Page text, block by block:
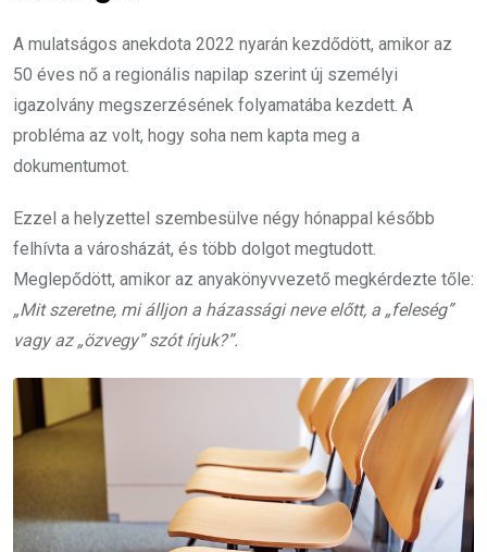
A mulatságos anekdota 2022 nyarán kezdődött, amikor az
50 éves nő a regionális napilap szerint új személyi
igazolvány megszerzésének folyamatába kezdett. A
probléma az volt, hogy soha nem kapta meg a
dokumentumot.
Ezzel a helyzettel szembesülve négy hónappal később
felhívta a városházát, és több dolgot megtudott.
Meglepődött, amikor az anyakönyvvezető megkérdezte tőle:
„Mit szeretne, mi álljon a házassági neve előtt, a „feleség”
vagy az „özvegy” szót írjuk?”.